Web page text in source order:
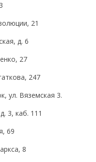
21
д. 6
27
247
ул. Вяземская 3.
3, каб. 111
69
8